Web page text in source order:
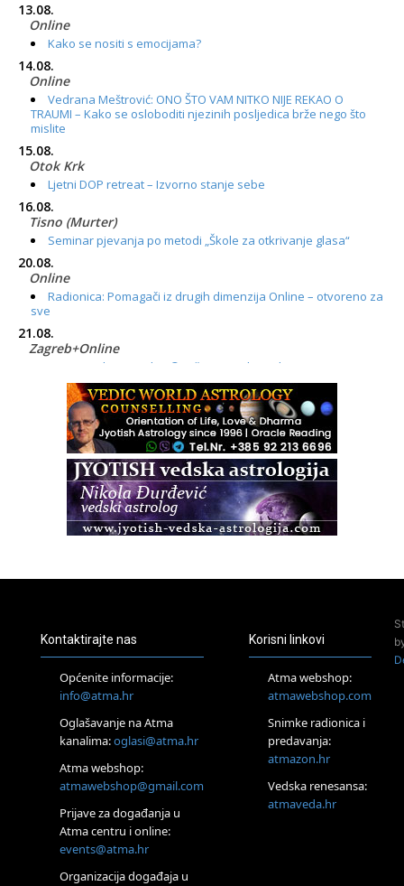
13.08.
Online
Kako se nositi s emocijama?
14.08.
Online
Vedrana Meštrović: ONO ŠTO VAM NITKO NIJE REKAO O
TRAUMI – Kako se osloboditi njezinih posljedica brže nego što
mislite
15.08.
Otok Krk
Ljetni DOP retreat – Izvorno stanje sebe
16.08.
Tisno (Murter)
Seminar pjevanja po metodi „Škole za otkrivanje glasa“
20.08.
Online
Radionica: Pomagači iz drugih dimenzija Online – otvoreno za
sve
21.08.
Zagreb+Online
Osnovni ThetaHealing® tečaj, Zagreb i Online
Zagreb
Osnovna radionica za izscjeljivanje pranom (Basic Pranic
Healing course)
Access BARS®, otpusti stres
Access Energetski Facelift®
Tečaj Višeg Vodstva, razvijanja intuicije i Akaša zapisa
25.08.
Upisi u program Profesionalni hipnoterapeut — nova
generacija kreće 25.08. 2026.
Online
Škola BaZi – put prema dubljem razumijevanju sebe
Visoko
Alemka Dauskardt – Jednodnevna radionica sistemskih
konstelacija
Online
Kontaktirajte nas
Općenite informacije:
info@atma.hr
Oglašavanje na Atma
kanalima:oglasi@atma.hr
Atma webshop:
atmawebshop@gmail.com
Prijave za događanja u
Atma centru i online:
events@atma.hr
Organizacija događaja u
Korisni linkovi
Atma webshop:
atmawebshop.com
Snimke radionica i
predavanja:
atmazon.hr
Vedska renesansa:
atmaveda.hr